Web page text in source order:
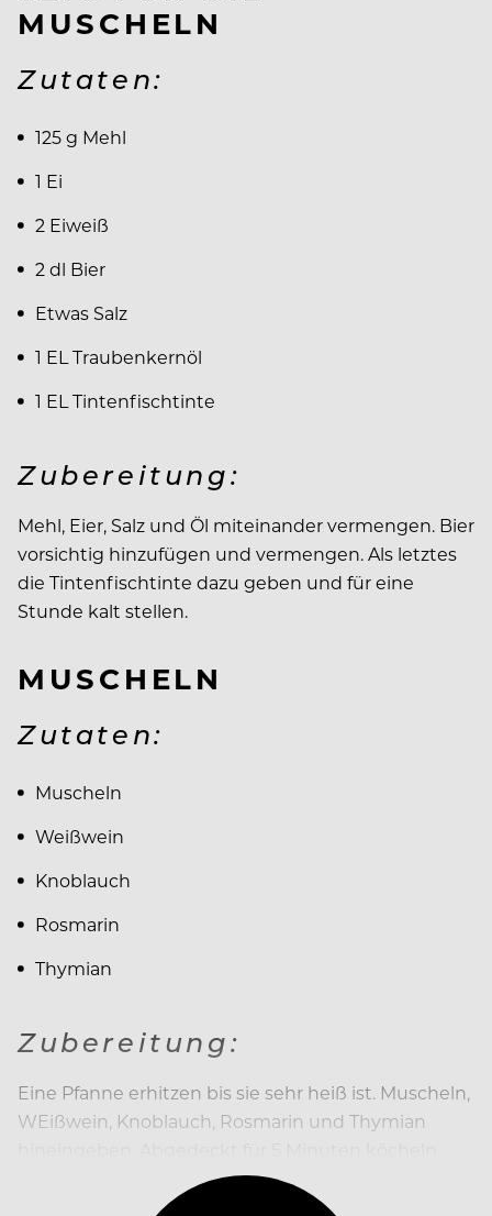
MUSCHELN
Zutaten:
125 g Mehl
1 Ei
2 Eiweiß
2 dl Bier
Etwas Salz
1 EL Traubenkernöl
1 EL Tintenfischtinte
Zubereitung:
Mehl, Eier, Salz und Öl miteinander vermengen. Bier
vorsichtig hinzufügen und vermengen. Als letztes
die Tintenfischtinte dazu geben und für eine
Stunde kalt stellen.
MUSCHELN
Zutaten:
Muscheln
Weißwein
Knoblauch
Rosmarin
Thymian
Zubereitung:
Eine Pfanne erhitzen bis sie sehr heiß ist. Muscheln,
WEißwein, Knoblauch, Rosmarin und Thymian